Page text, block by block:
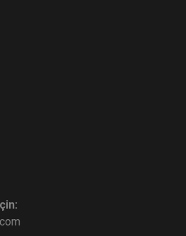
Zirvesi Video Kaydı